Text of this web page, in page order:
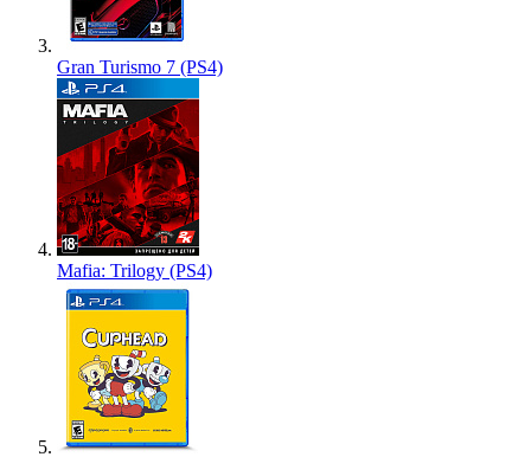
Gran Turismo 7 (PS4)
Mafia: Trilogy (PS4)